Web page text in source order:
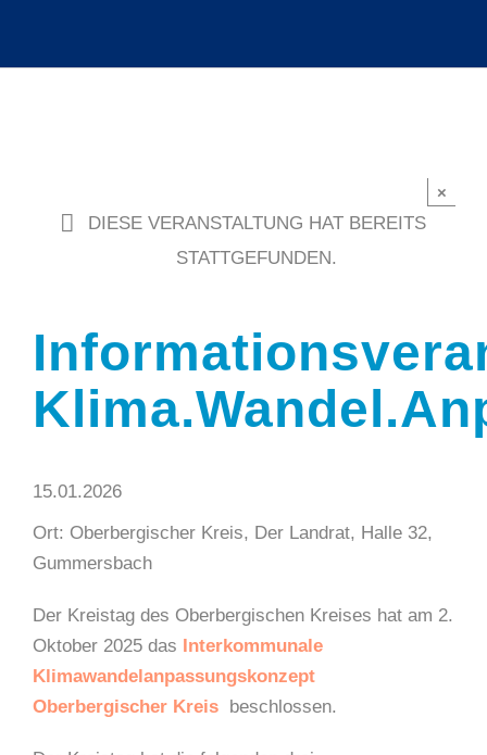
DIESE VERANSTALTUNG HAT BEREITS
STATTGEFUNDEN.
×
15.01.2026
Ort: Oberbergischer Kreis, Der Landrat, Halle 32,
Gummersbach
Der Kreistag des Oberbergischen Kreises hat am 2.
Oktober 2025 das Interkommunale
Klimawandelanpassungskonzept
Oberbergischer Kreis beschlossen.